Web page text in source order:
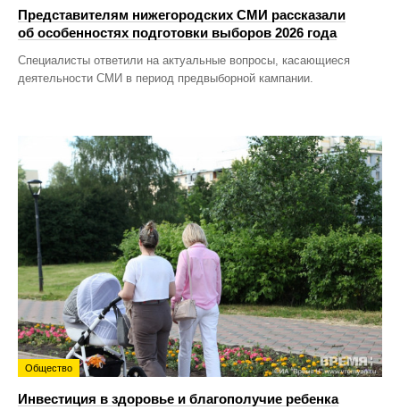
Представителям нижегородских СМИ рассказали
об особенностях подготовки выборов 2026 года
Специалисты ответили на актуальные вопросы, касающиеся
деятельности СМИ в период предвыборной кампании.
Общество
Инвестиция в здоровье и благополучие ребенка